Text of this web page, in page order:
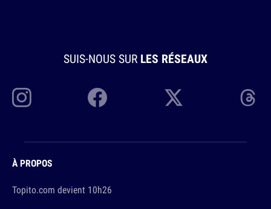
SUIS-NOUS SUR LES RÉSEAUX
À PROPOS
Topito.com devient 10h26